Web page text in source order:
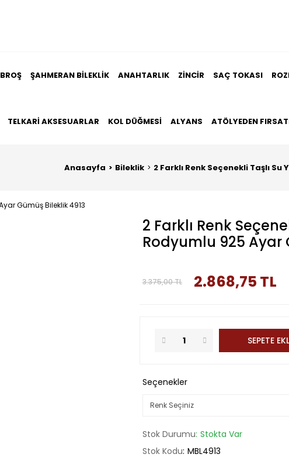
BROŞ ŞAHMERAN BILEKLIK ANAHTARLIK ZINCIR SAÇ TOKASI
TELKARI AKSESUARLAR KOL DÜĞMESI ALYANS ATÖLYEDEN
Anasayfa Bileklik 2 Farklı Renk Seçenekli Taşlı
2 Farklı Renk
Rodyumlu 925 Ayar
3.375,00 TL 2.868,75 TL
SEPETE
Seçenekler
Stok Durumu Stokta Var
Stok Kodu MBL4913